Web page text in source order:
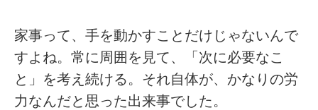
家事って、手を動かすことだけじゃないんで
すよね。常に周囲を見て、「次に必要なこ
と」を考え続ける。それ自体が、かなりの労
力なんだと思った出来事でした。